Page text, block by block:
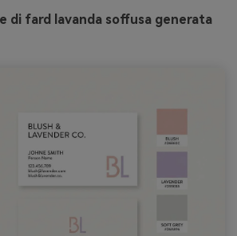
di fard lavanda soffusa generata